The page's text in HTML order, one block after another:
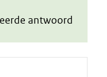
antwoord